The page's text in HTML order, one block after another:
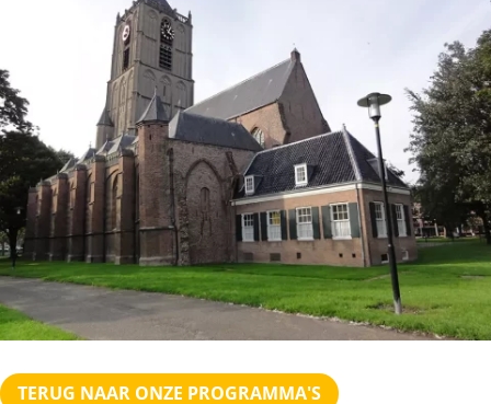
TERUG NAAR ONZE PROGRAMMA'S